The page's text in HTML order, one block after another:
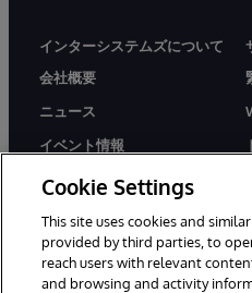
インターシステムズについて
会社概要
ニュース
イベント情報
採用情報
Cookie Settings
This site uses cookies and
provided by third parties, to
reach users with relevant
and browsing and activity